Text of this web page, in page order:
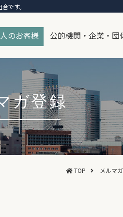
です。
のお客様 公的機関・企業・団
ガ登録
TOP メルマ